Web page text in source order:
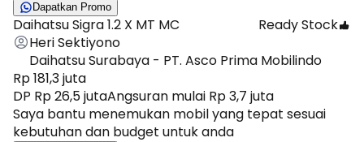
Dapatkan Promo
Daihatsu Sigra 1.2 X MT MC
Ready Stock
Heri Sektiyono
Daihatsu Surabaya - PT. Asco Prima Mobilindo
Rp 181,3 juta
DP Rp 26,5 jutaAngsuran mulai Rp 3,7 juta
Saya bantu menemukan mobil yang tepat sesuai
kebutuhan dan budget untuk anda